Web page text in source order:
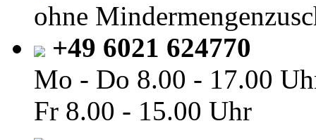
ohne
+49 6021 624770
Mo - Do 8.00 - 17.00
Fr 8.00 - 15.00 Uhr